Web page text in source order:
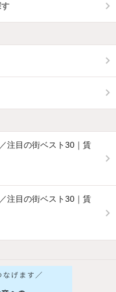
注目の街ベスト30｜賃
注目の街ベスト30｜賃
！